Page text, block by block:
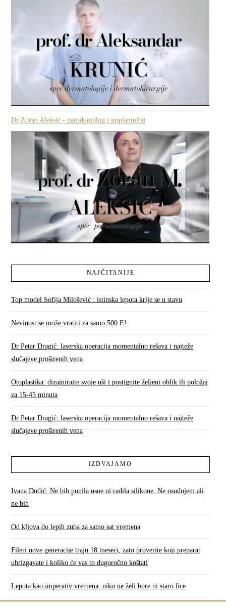
Dr Zoran Aleksić - parodontolog i implantolog
NAJČITANIJE
Top model Sofija Milošević : istinska lepota krije se u stavu
Nevinost se može vratiti za samo 500 E!
Dr Petar Dragić: laserska operacija momentalno rešava i najteže
slučajeve proširenih vena
Otoplastika: dizajnirajte svoje uši i postignite željeni oblik ili položaj
za 15-45 minuta
Dr Petar Dragić: laserska operacija momentalno rešava i najteže
slučajeve proširenih vena
IZDVAJAMO
Ivana Dudić: Ne bih punila usne ni radila silikone. Ne osuđujem ali
ne bih
Od kljova do lepih zuba za samo sat vremena
Fileri nove generacije traju 18 meseci, zato proverite koji preparat
ubrizgavate i koliko će vas to dugoročno koštati
Lepota kao imperativ vremena: niko ne želi bore ni staro lice